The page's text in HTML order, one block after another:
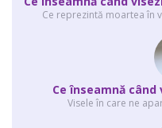
Ce reprezintă moartea în
Ce înseamnă
Visele în care ne